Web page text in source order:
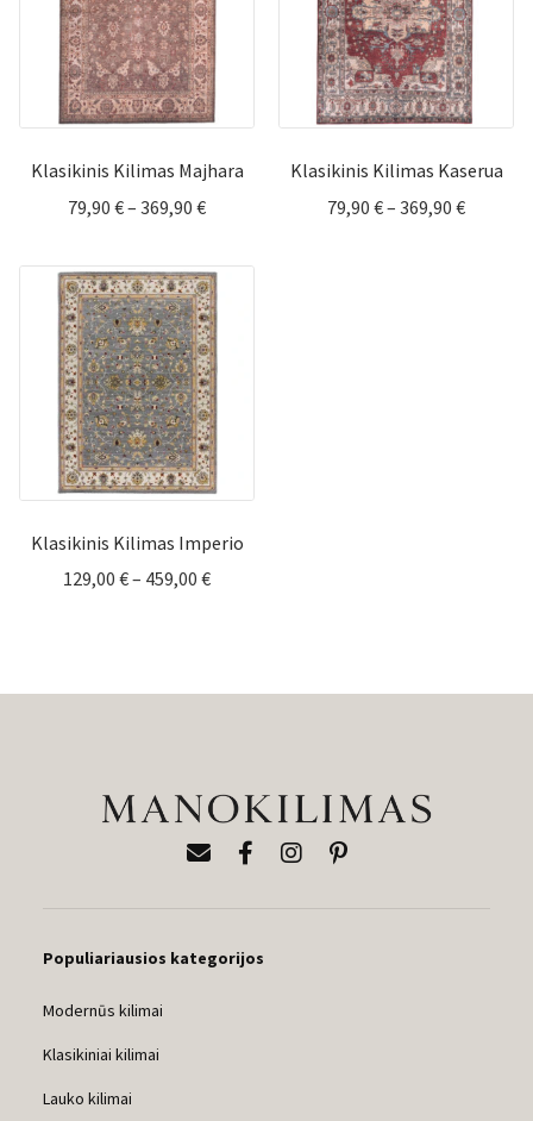
Klasikinis Kilimas Majhara
79,90 €– 369,90 €Price
79,90 €
through
369,90 €
Klasikinis Kilimas Kaserua
79,90 €– 369,90 €Price
Klasikinis Kilimas Imperio
129,00 €– 459,00 €Price
459,00 €
Populiariausios kategorijos
Modernūs kilimai
Klasikiniai kilimai
Lauko kilimai